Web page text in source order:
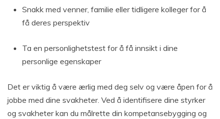
Snakk med venner, familie eller tidligere kolleger for å
få deres perspektiv
Ta en personlighetstest for å få innsikt i dine
personlige egenskaper
Det er viktig å være ærlig med deg selv og være åpen for å
jobbe med dine svakheter. Ved å identifisere dine styrker
og svakheter kan du målrette din kompetansebygging og